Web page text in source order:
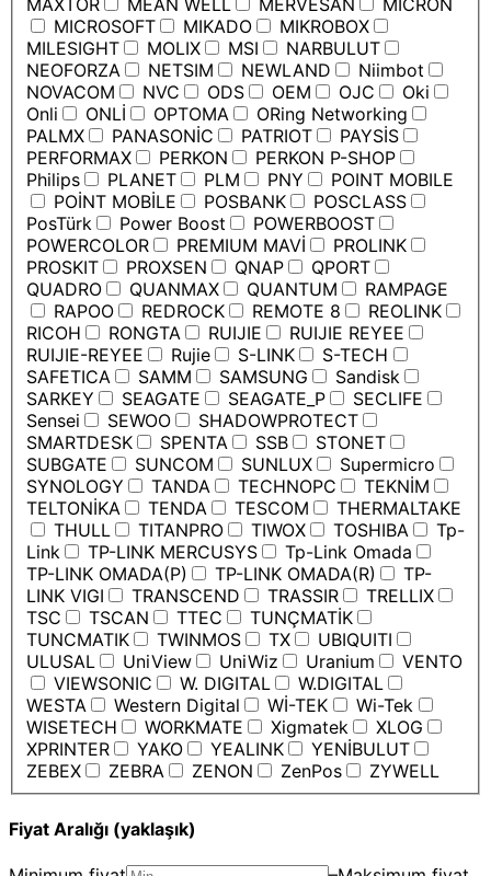
MAXTOR
MEAN WELL MERVESAN
MICRON
MICROSOFT
MIKADO
MIKROBOX
MILESIGHT
MOLIX MSI
NARBULUT
NEOFORZA
NETSIM NEWLAND
Niimbot
NOVACOM
NVC ODS OEM OJC
Oki
Onli
ONLİ OPTOMA
ORing Networking
PALMX
PANASONİC PATRIOT
PAYSİS
PERFORMAX
PERKON
PERKON P-SHOP
Philips
PLANET PLM PNY
POINT MOBILE
POİNT MOBİLE
POSBANK
POSCLASS
PosTürk
Power Boost
POWERBOOST
POWERCOLOR
PREMIUM MAVİ
PROLINK
PROSKIT
PROXSEN QNAP
QPORT
QUADRO
QUANMAX QUANTUM
RAMPAGE
RAPOO
REDROCK REMOTE 8
REOLINK
RICOH
RONGTA RUIJIE
RUIJIE REYEE
RUIJIE-REYEE
Rujie S-LINK
S-TECH
SAFETICA
SAMM SAMSUNG
Sandisk
SARKEY
SEAGATE SEAGATE_P
SECLIFE
Sensei
SEWOO
SHADOWPROTECT
SMARTDESK
SPENTA SSB
STONET
SUBGATE
SUNCOM SUNLUX
Supermicro
SYNOLOGY
TANDA TECHNOPC
TEKNİM
TELTONİKA
TENDA TESCOM
THERMALTAKE
THULL
TITANPRO TIWOX TOSHIBA
Tp-
Link
TP-LINK MERCUSYS
Tp-Link Omada
TP-LINK OMADA(P)
TP-LINK OMADA(R)
TP-
LINK VIGI
TRANSCEND TRASSIR
TRELLIX
TSC
TSCAN TTEC
TUNÇMATİK
TUNCMATIK
TWINMOS TX
UBIQUITI
ULUSAL
UniView UniWiz Uranium
VENTO
VIEWSONIC
W. DIGITAL
W.DIGITAL
WESTA
Western Digital Wİ-TEK
Wi-Tek
WISETECH
WORKMATE Xigmatek
XLOG
XPRINTER
YAKO YEALINK
YENİBULUT
ZEBEX
ZEBRA ZENON ZenPos ZYWELL
Fiyat Aralığı (yaklaşık)